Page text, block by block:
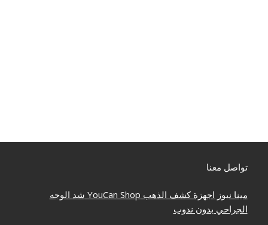
تواصل معنا
مينا نيوز اجهزة كشف الذهب YouCan Shop شد الوجه
الجراحي بدون ندوب